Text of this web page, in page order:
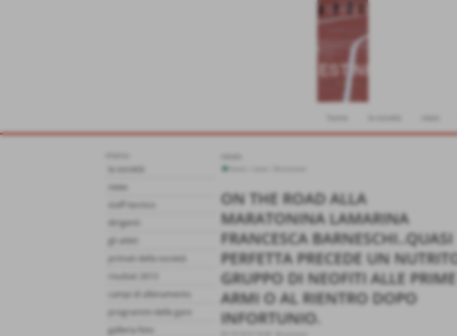
la società
news
staff tecnico
dirigenti
gli atleti
primati della società
risultati 2013
campi di allenamento
programmi delle gare
galleria foto
ON THE ROAD ALLA
MARATONINA LAMARINA
FRANCESCA BARNESCHI..QUASI
PERFETTA PRECEDE UN
GRUPPO DI NEOFITI ALLE PRIME
ARMI O AL RIENTRO DOPO
INFORTUNIO.